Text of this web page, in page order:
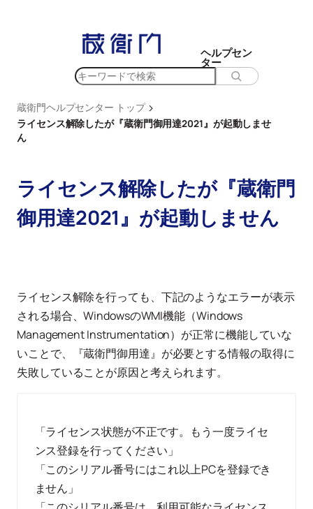
ッ
プ
ヘルプセン
ター
検
蔵衛門ヘルプセンター トップ >
ライセンス解除したが『蔵衛門御用達2021』が起動しませ
ん
ライセンス解除したが『蔵衛門
御用達2021』が起動しません
ライセンス解除を行っても、下記のようなエラーが表示
される場合、WindowsのWMI機能（Windows
Management Instrumentation）が正常に機能していな
いことで、『蔵衛門御用達』が必要とする情報の取得に
失敗していることが原因と考えられます。
「ライセンス状態が不正です。もう一度ライセ
ンス登録を行ってください」
「このシリアル番号にはこれ以上PCを登録でき
ません」